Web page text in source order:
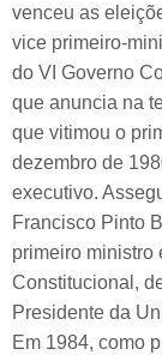
venceu as
vice primeiro-
do VI Governo
que anuncia na
que vitimou o
dezembro de
executivo.
Francisco Pinto
primeiro ministro
Constitucional,
Presidente da
Em 1984, como